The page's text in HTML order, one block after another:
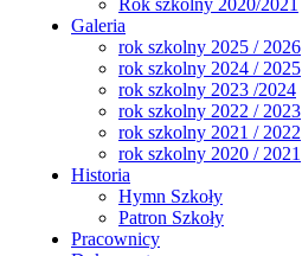
Rok szkolny 2020/2021
Galeria
rok szkolny 2025 / 2026
rok szkolny 2024 / 2025
rok szkolny 2023 /2024
rok szkolny 2022 / 2023
rok szkolny 2021 / 2022
rok szkolny 2020 / 2021
Historia
Hymn Szkoły
Patron Szkoły
Pracownicy